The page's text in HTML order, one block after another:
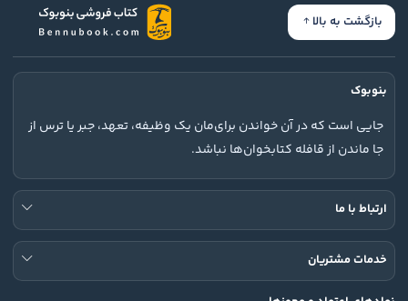
بازگشت به بالا
بنوبوک
جایی است که در آن خواندن برای‌مان یک وظیفه، تعهد، جبر یا ترس از
جا ماندن از قافله کتابخوان‌ها نباشد.
ارتباط با ما
خدمات مشتریان